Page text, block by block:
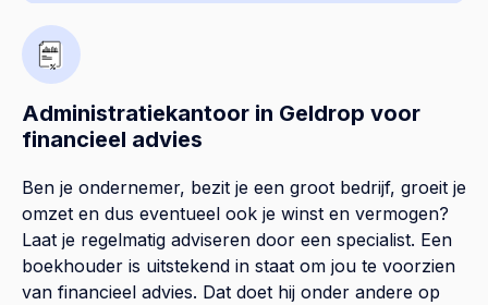
Administratiekantoor in Geldrop voor
financieel advies
Ben je ondernemer, bezit je een groot bedrijf, groeit je
omzet en dus eventueel ook je winst en vermogen?
Laat je regelmatig adviseren door een specialist. Een
boekhouder is uitstekend in staat om jou te voorzien
van financieel advies. Dat doet hij onder andere op